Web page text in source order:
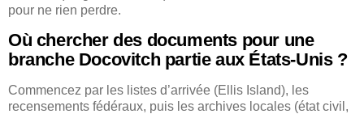
pour ne rien perdre.
Où chercher des documents pour une
branche Docovitch partie aux États-Unis ?
Commencez par les listes d’arrivée (Ellis Island), les
recensements fédéraux, puis les archives locales (état civil,